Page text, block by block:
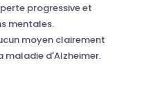
progressive et
mentales.
moyen clairement
maladie d'Alzheimer.